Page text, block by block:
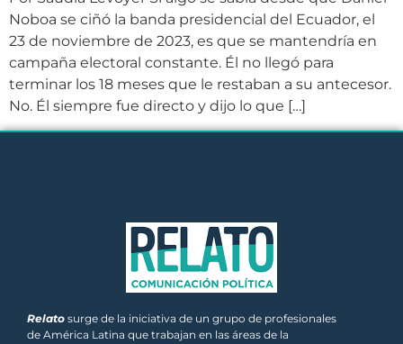
Noboa se ciñó la banda presidencial del Ecuador, el
23 de noviembre de 2023, es que se mantendría en
campaña electoral constante. Él no llegó para
terminar los 18 meses que le restaban a su antecesor.
No. Él siempre fue directo y dijo lo que […]
Relato surge de la iniciativa de un grupo de profesionales
de América Latina que trabajan en las áreas de la